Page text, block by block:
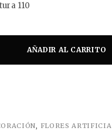
110
AÑADIR AL CARRITO
, FLORES